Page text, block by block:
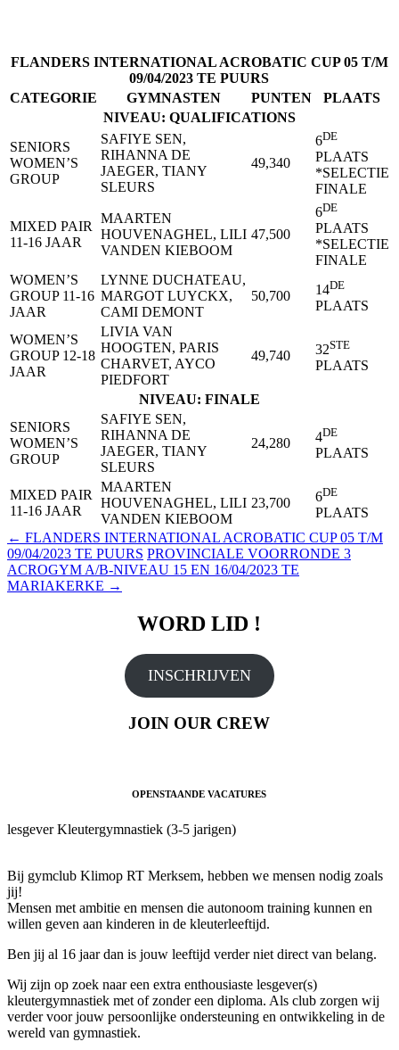
FLANDERS INTERNATIONAL ACROBATIC CUP 05 T/M
09/04/2023 TE PUURS
CATEGORIE
GYMNASTEN PUNTEN
PLAATS
NIVEAU: QUALIFICATIONS
SENIORS
WOMEN’S
GROUP
SAFIYE SEN,
RIHANNA DE
JAEGER, TIANY
SLEURS
49,340
6DE
PLAATS
*SELECTIE
FINALE
MIXED PAIR
11-16 JAAR
MAARTEN
HOUVENAGHEL, LILI
VANDEN KIEBOOM
47,500
6DE
PLAATS
*SELECTIE
FINALE
WOMEN’S
GROUP 11-16
JAAR
LYNNE DUCHATEAU,
MARGOT LUYCKX,
CAMI DEMONT
50,700 14DE
PLAATS
WOMEN’S
GROUP 12-18
JAAR
LIVIA VAN
HOOGTEN, PARIS
CHARVET, AYCO
PIEDFORT
49,740 32STE
PLAATS
NIVEAU: FINALE
SENIORS
WOMEN’S
GROUP
SAFIYE SEN,
RIHANNA DE
JAEGER, TIANY
SLEURS
24,280 4DE
PLAATS
MIXED PAIR
11-16 JAAR
MAARTEN
HOUVENAGHEL, LILI
VANDEN KIEBOOM
23,700 6DE
PLAATS
Berichtnavigatie
← FLANDERS INTERNATIONAL ACROBATIC CUP 05 T/M
09/04/2023 TE PUURS PROVINCIALE VOORRONDE 3
ACROGYM A/B-NIVEAU 15 EN 16/04/2023 TE
MARIAKERKE →
WORD LID !
INSCHRIJVEN
JOIN OUR CREW
OPENSTAANDE VACATURES
lesgever Kleutergymnastiek (3-5 jarigen)
Bij gymclub Klimop RT Merksem, hebben we mensen nodig zoals
jij!
Mensen met ambitie en mensen die autonoom training kunnen en
willen geven aan kinderen in de kleuterleeftijd.
Ben jij al 16 jaar dan is jouw leeftijd verder niet direct van belang.
Wij zijn op zoek naar een extra enthousiaste lesgever(s)
kleutergymnastiek met of zonder een diploma. Als club zorgen wij
verder voor jouw persoonlijke ondersteuning en ontwikkeling in de
wereld van gymnastiek.